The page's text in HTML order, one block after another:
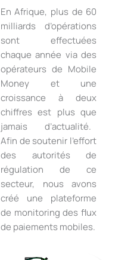
En Afrique, plus de 60
milliards d’opérations
sont effectuées
chaque année via des
opérateurs de Mobile
Money et une
croissance à deux
chiffres est plus que
jamais d’actualité.
Afin de soutenir l’effort
des autorités de
régulation de ce
secteur, nous avons
créé une plateforme
de monitoring des flux
de paiements mobiles.